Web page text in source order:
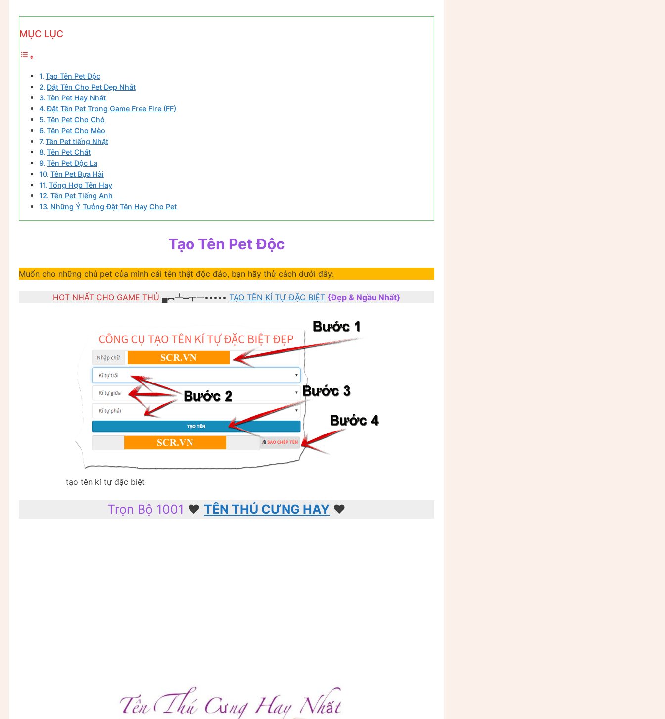
MỤC LỤC
Tạo Tên Pet Độc
Đặt Tên Cho Pet Đẹp Nhất
Tên Pet Hay Nhất
Đặt Tên Pet Trong Game Free Fire (FF)
Tên Pet Cho Chó
Tên Pet Cho Mèo
Tên Pet tiếng Nhật
Tên Pet Chất
Tên Pet Độc Lạ
Tên Pet Bựa Hài
Tổng Hợp Tên Hay
Tên Pet Tiếng Anh
Những Ý Tưởng Đặt Tên Hay Cho Pet
Tạo Tên Pet Độc
Muốn cho những chú pet của mình cái tên thật độc đáo, bạn hãy thử cách dưới đây:
HOT NHẤT CHO GAME THỦ ▄︻┻═┳一••••• TẠO TÊN KÍ TỰ ĐẶC BIỆT {Đẹp & Ngầu Nhất}
tạo tên kí tự đặc biệt
Trọn Bộ 1001 ♥️ TÊN THÚ CƯNG HAY ♥️